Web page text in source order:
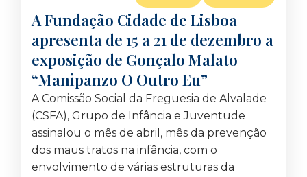
A Fundação Cidade de Lisboa
apresenta de 15 a 21 de dezembro a
exposição de Gonçalo Malato
“Manipanzo O Outro Eu”
A Comissão Social da Freguesia de Alvalade
(CSFA), Grupo de Infância e Juventude
assinalou o mês de abril, mês da prevenção
dos maus tratos na infância, com o
envolvimento de várias estruturas da